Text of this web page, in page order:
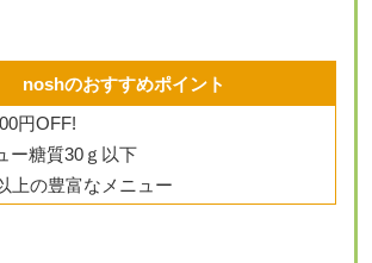
noshのおすすめポイント
円OFF!
ー糖質30ｇ以下
上の豊富なメニュー